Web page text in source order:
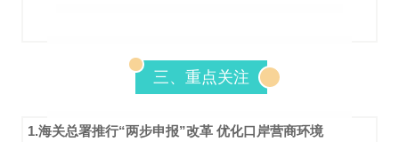
三、重点关注
1.海关总署推行“两步申报”改革 优化口岸营商环境